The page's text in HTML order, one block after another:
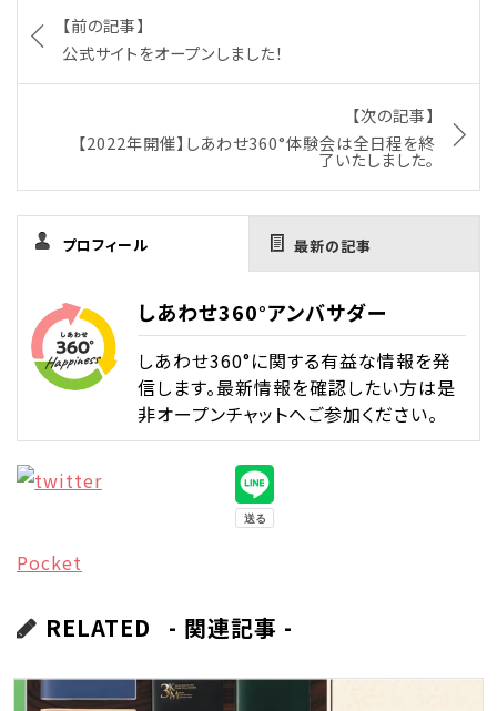
【前の記事】
公式サイトをオープンしました！
【次の記事】
【2022年開催】しあわせ360°体験会は全日程を終
了いたしました。
プロフィール 最新の記事
しあわせ360°アンバサダー
しあわせ360°に関する有益な情報を発
信します。最新情報を確認したい方は是
非オープンチャットへご参加ください。
Pocket
RELATED - 関連記事 -